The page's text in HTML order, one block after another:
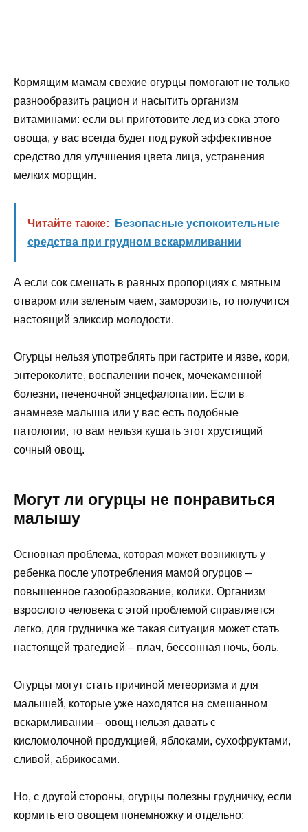
Кормящим мамам свежие огурцы помогают не только
разнообразить рацион и насытить организм
витаминами: если вы приготовите лед из сока этого
овоща, у вас всегда будет под рукой эффективное
средство для улучшения цвета лица, устранения
мелких морщин.
Читайте также:
Безопасные успокоительные
средства при грудном вскармливании
А если сок смешать в равных пропорциях с мятным
отваром или зеленым чаем, заморозить, то получится
настоящий эликсир молодости.
Огурцы нельзя употреблять при гастрите и язве, кори,
энтероколите, воспалении почек, мочекаменной
болезни, печеночной энцефалопатии. Если в
анамнезе малыша или у вас есть подобные
патологии, то вам нельзя кушать этот хрустящий
сочный овощ.
Могут ли огурцы не понравиться
малышу
Основная проблема, которая может возникнуть у
ребенка после употребления мамой огурцов –
повышенное газообразование, колики. Организм
взрослого человека с этой проблемой справляется
легко, для грудничка же такая ситуация может стать
настоящей трагедией – плач, бессонная ночь, боль.
Огурцы могут стать причиной метеоризма и для
малышей, которые уже находятся на смешанном
вскармливании – овощ нельзя давать с
кисломолочной продукцией, яблоками, сухофруктами,
сливой, абрикосами.
Но, с другой стороны, огурцы полезны грудничку, если
кормить его овощем понемножку и отдельно: